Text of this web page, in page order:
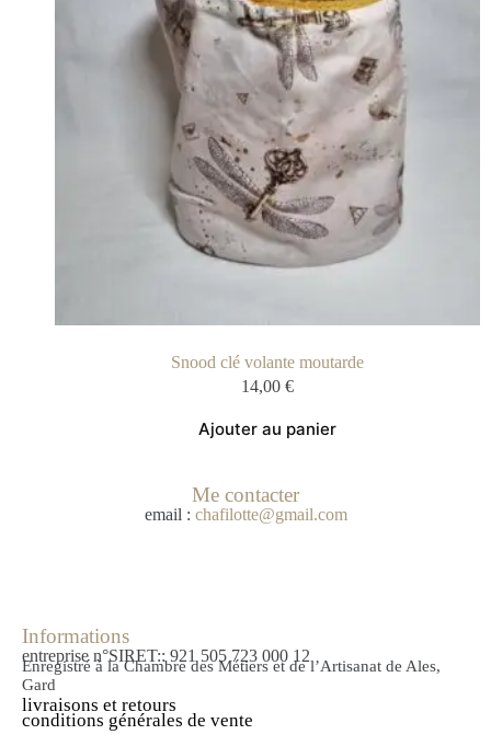
Snood clé volante moutarde
14,00 €
Ajouter au panier
Me contacter
email : chafilotte@gmail.com
Informations
entreprise n°SIRET:: 921 505 723 000 12
Enregistré à la Chambre des Métiers et de l’Artisanat de Ales,
Gard
livraisons et retours
conditions générales de vente